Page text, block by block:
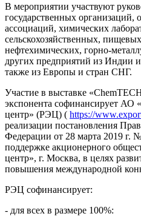
В мероприятии участвуют
государственных организаций,
ассоциаций, химических
сельскохозяйственных,
нефтехимических, горно-
других предприятий из Индии
также из Европы и стран СНГ.
Участие в выставке
экспонента софинансирует АО
центр» (РЭЦ) ( https://
реализации постановления
Федерации от 28 марта 2019 г.
поддержке акционерного
центр», г. Москва, в целях
повышения международной
РЭЦ софинансирует:
- для всех в размере 100%: